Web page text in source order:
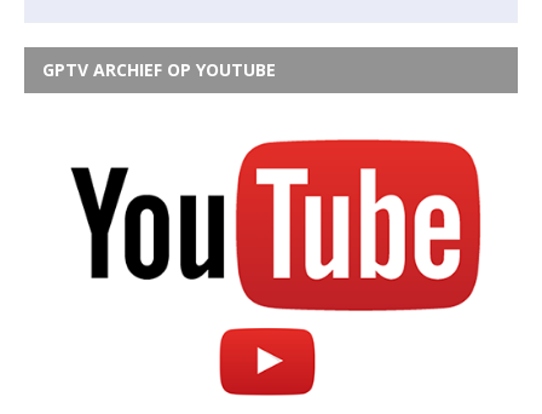
GPTV ARCHIEF OP YOUTUBE